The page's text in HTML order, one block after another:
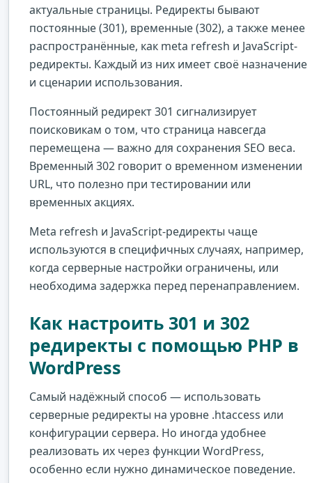
актуальные страницы. Редиректы бывают
постоянные (301), временные (302), а также менее
распространённые, как meta refresh и JavaScript-
редиректы. Каждый из них имеет своё назначение
и сценарии использования.
Постоянный редирект 301 сигнализирует
поисковикам о том, что страница навсегда
перемещена — важно для сохранения SEO веса.
Временный 302 говорит о временном изменении
URL, что полезно при тестировании или
временных акциях.
Meta refresh и JavaScript-редиректы чаще
используются в специфичных случаях, например,
когда серверные настройки ограничены, или
необходима задержка перед перенаправлением.
Как настроить 301 и 302
редиректы с помощью PHP в
WordPress
Самый надёжный способ — использовать
серверные редиректы на уровне .htaccess или
конфигурации сервера. Но иногда удобнее
реализовать их через функции WordPress,
особенно если нужно динамическое поведение.